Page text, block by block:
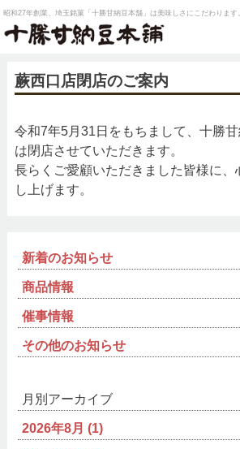
昭和27年創業、埼玉銘菓「十勝甘納豆本舗」は美味しさにこだわります
蕨西口店閉店のご案内
令和7年5月31日をもちまして、十勝
は閉店させていただきます。
長らくご愛顧いただきました皆様に、
し上げます。
新着のお知らせ
商品情報
催事情報
その他のお知らせ
月別アーカイブ
2026年8月 (1)